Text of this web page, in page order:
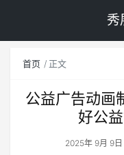
秀
首页 正文
公益广告动画
好公
2025年 9月 9日